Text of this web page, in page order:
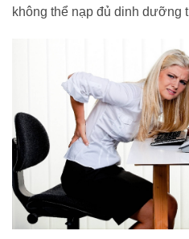
không thể nạp đủ dinh dưỡng